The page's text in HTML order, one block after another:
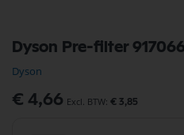
Dyson Pre-filter
Dyson
€ 4,66 € 3,85
naar
het
begin
van
de